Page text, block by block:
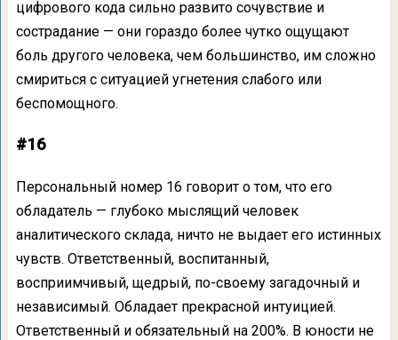
цифрового кода сильно развито сочувствие и
сострадание — они гораздо более чутко ощущают
боль другого человека, чем большинство, им сложно
смириться с ситуацией угнетения слабого или
беспомощного.
#16
Персональный номер 16 говорит о том, что его
обладатель — глубоко мыслящий человек
аналитического склада, ничто не выдает его истинных
чувств. Ответственный, воспитанный,
восприимчивый, щедрый, по-своему загадочный и
независимый. Обладает прекрасной интуицией.
Ответственный и обязательный на 200%. В юности не